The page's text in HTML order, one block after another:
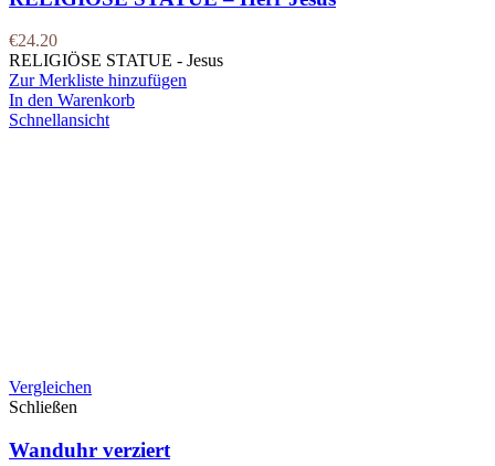
€24.20
RELIGIÖSE STATUE - Jesus
Zur Merkliste hinzufügen
In den Warenkorb
Schnellansicht
Vergleichen
Schließen
Wanduhr verziert